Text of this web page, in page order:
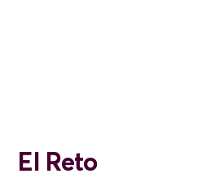
El Reto